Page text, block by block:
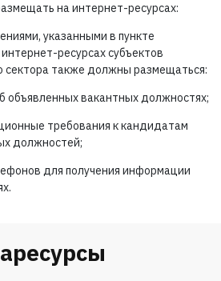
на интернет-ресурсах:
указанными в пункте
ресурсах субъектов
сектора также должны размещаться:
объявленных вакантных должностях;
требования к кандидатам
должностей;
для получения информации